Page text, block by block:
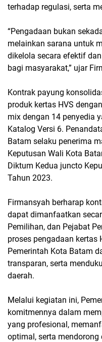
terhadap regulasi, serta
“Pengadaan bukan
melainkan sarana untuk
dikelola secara efektif
bagi masyarakat,” ujar
Kontrak payung
produk kertas HVS
mix dengan 14 penyedia
Katalog Versi 6.
Batam selaku penerima
Keputusan Wali Kota
Diktum Kedua juncto
Tahun 2023.
Firmansyah berharap
dapat dimanfaatkan
Pemilihan, dan Pejabat
proses pengadaan kertas
Pemerintah Kota Batam
transparan, serta
daerah.
Melalui kegiatan ini,
komitmennya dalam
yang profesional,
optimal, serta